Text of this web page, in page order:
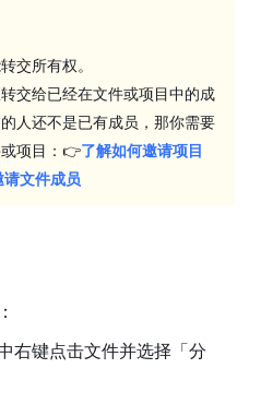
交所有权。
交给已经在文件或项目中的成
人还不是已有成员，那你需要
项目：👉了解如何邀请项目
文件成员
右键点击文件并选择「分